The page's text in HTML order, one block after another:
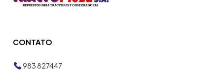
CONTATO
983 827447